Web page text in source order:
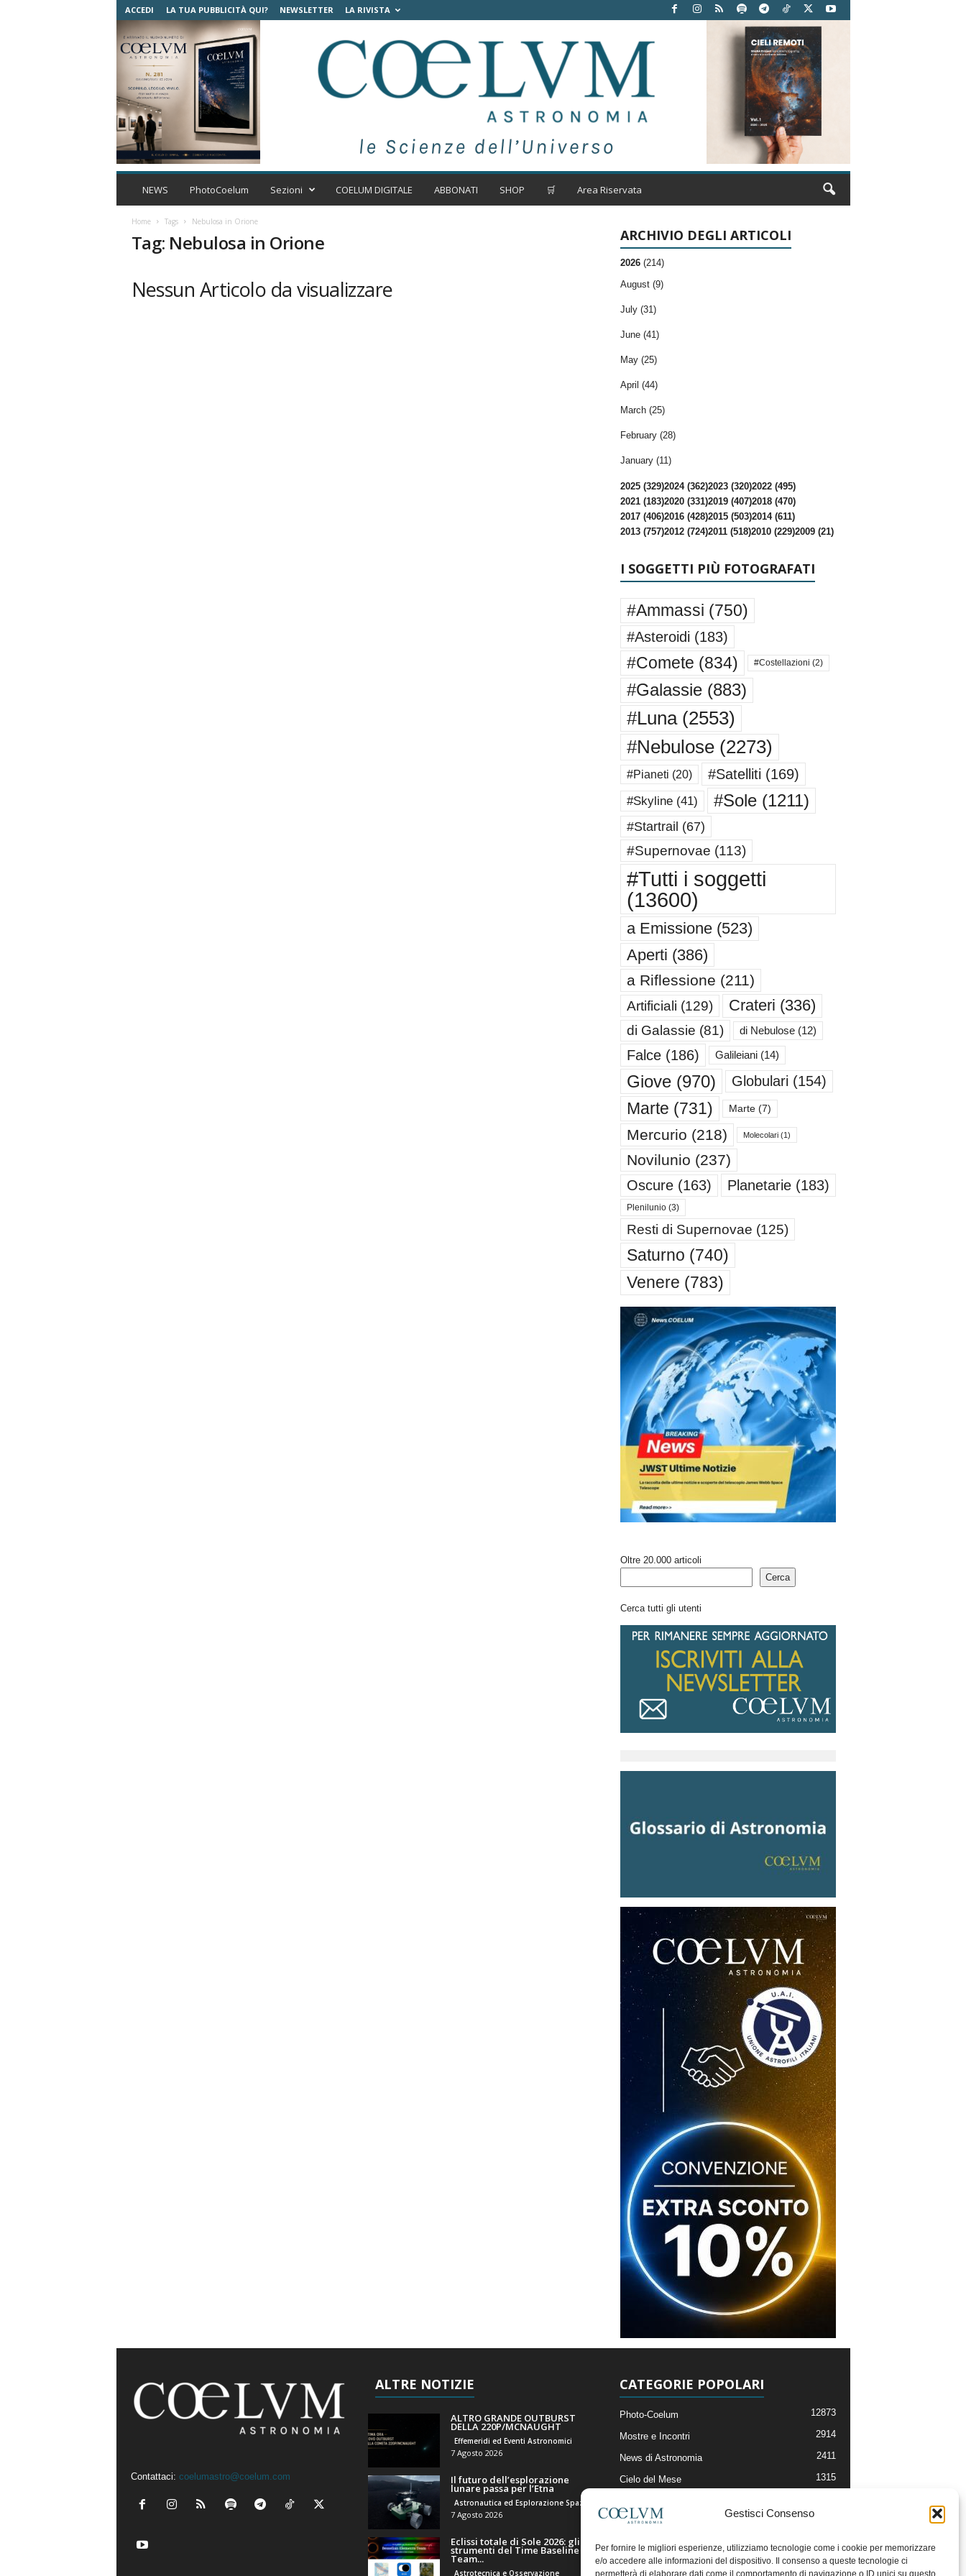
Gestisci Consenso
Per fornire le migliori esperienze, utilizziamo tecnologie come i cookie per memorizzare
e/o accedere alle informazioni del dispositivo. Il consenso a queste tecnologie ci
permetterà di elaborare dati come il comportamento di navigazione o ID unici su questo
ACCEDI LA TUA PUBBLICITÀ QUI? NEWSLETTER LA RIVISTA
C
m
t
NEWS PhotoCoelum Sezioni COELUM DIGITALE ABBONATI SHOP 🛒 Area Riservata
Home Tags Nebulosa in Orione
Tag: Nebulosa in Orione
Nessun Articolo da visualizzare
ARCHIVIO DEGLI ARTICOLI
2026 (214)
August (9)
July (31)
June (41)
May (25)
April (44)
March (25)
February (28)
January (11)
2025 (329)2024 (362)2023 (320)2022 (495)
2021 (183)2020 (331)2019 (407)2018 (470)
2017 (406)2016 (428)2015 (503)2014 (611)
2013 (757)2012 (724)2011 (518)2010 (229)2009 (21)
I SOGGETTI PIÙ FOTOGRAFATI
#Ammassi (750)
#Asteroidi (183)
#Comete (834) #Costellazioni (2)
#Galassie(883)
#Luna(2553)
#Nebulose(2273)
#Pianeti (20) #Satelliti (169)
#Skyline(41) #Sole(1211)
#Startrail (67)
#Supernovae (113)
#Tutti i soggetti
(13600)
a Emissione(523)
Aperti (386)
a Riflessione (211)
Artificiali (129) Crateri (336)
di Galassie (81) di Nebulose(12)
Falce(186) Galileiani(14)
Giove(970) Globulari (154)
Marte (731) Marte(7)
Mercurio (218) Molecolari(1)
Novilunio (237)
Oscure(163) Planetarie(183)
Plenilunio(3)
Resti di Supernovae (125)
Saturno (740)
Venere (783)
Oltre 20.000 articoli
Cerca
Cerca tutti gli utenti
Contattaci: coelumastro@coelum.com
ALTRE NOTIZIE
ALTRO GRANDE OUTBURST
DELLA 220P/MCNAUGHT
Effemeridi ed Eventi Astronomici
7 Agosto 2026
Il futuro dell’esplorazione
lunare passa per l’Etna
7 Agosto 2026
Eclissi totale di Sole 2026: gli
strumenti del Time Baseline
Team...
Astrotecnica e Osservazione
CATEGORIE POPOLARI
Photo-Coelum 12873
Mostre e Incontri 2914
News di Astronomia 2411
Cielo del Mese 1315
Articoli e Risorse On-Line
Il Blog della Redazione